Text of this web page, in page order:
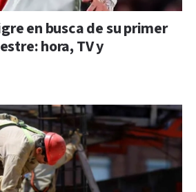
en busca de su primer
hora, TV y